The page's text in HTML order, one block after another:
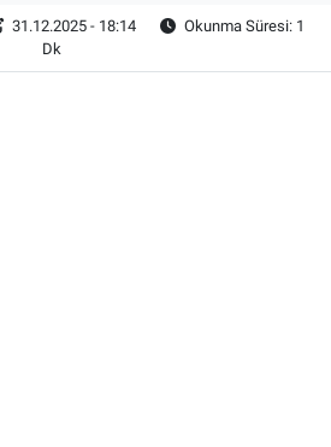
31.12.2025 - 18:14
Okunma Süresi: 1
Dk